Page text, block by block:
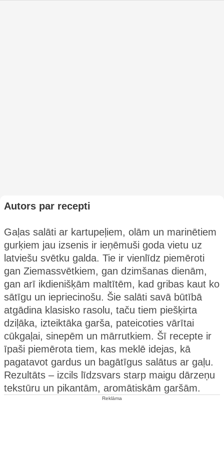
Autors par recepti
Gaļas salāti ar kartupeļiem, olām un marinētiem
gurķiem jau izsenis ir ieņēmuši goda vietu uz
latviešu svētku galda. Tie ir vienlīdz piemēroti
gan Ziemassvētkiem, gan dzimšanas dienām,
gan arī ikdienišķām maltītēm, kad gribas kaut ko
sātīgu un iepriecinošu. Šie salāti savā būtībā
atgādina klasisko rasolu, taču tiem piešķirta
dziļāka, izteiktāka garša, pateicoties vārītai
cūkgaļai, sinepēm un mārrutkiem. Šī recepte ir
īpaši piemērota tiem, kas meklē idejas, kā
pagatavot gardus un bagātīgus salātus ar gaļu.
Rezultāts – izcils līdzsvars starp maigu dārzeņu
tekstūru un pikantām, aromātiskām garšām.
Reklāma